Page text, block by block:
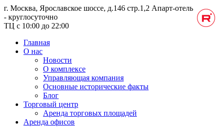
г. Москва, Ярославское шоссе, д.146 стр.1,2 Апарт-отель
- круглосуточно
ТЦ с 10:00 до 22:00
Главная
О нас
Новости
О комплексе
Управляющая компания
Основные исторические факты
Блог
Торговый центр
Аренда торговых площадей
Аренда офисов